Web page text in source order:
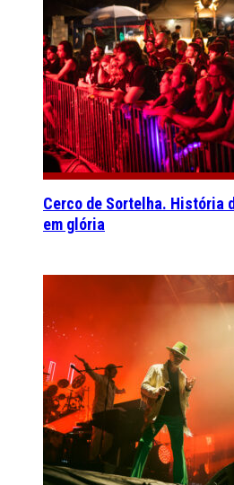
Cerco de Sortelha. História
em glória